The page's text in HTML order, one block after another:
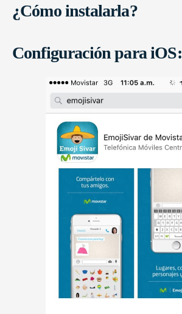
¿Cómo instalarla?
Configuración para iOS: